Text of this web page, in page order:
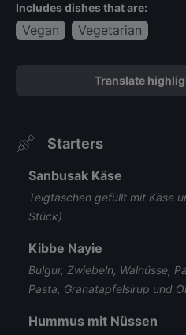
Includes dishes that are:
Vegan Vegetarian
Translate
Starters
Sanbusak Käse
Teigtaschen gefüllt mit Käse
Stück)
Kibbe Nayie
Bulgur, Zwiebeln, Walnüsse,
Pasta, Granatapfelsirup und
Hummus mit Nüssen